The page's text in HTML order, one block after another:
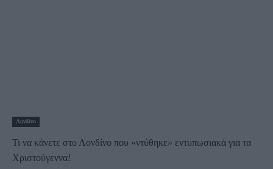
Λονδίνο
Τι να κάνετε στο Λονδίνο που «ντύθηκε» εντυπωσιακά για τα
Χριστούγεννα!